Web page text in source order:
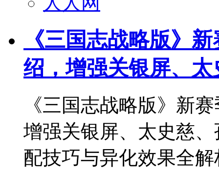
《三国志战略版》
绍，增强关银屏、
《三国志战略版》新
增强关银屏、太史慈
配技巧与异化效果全